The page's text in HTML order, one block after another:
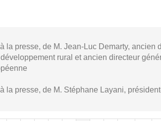
la presse, de M. Jean-Luc Demarty, ancien
rural et ancien directeur
la presse, de M. Stéphane Layani,